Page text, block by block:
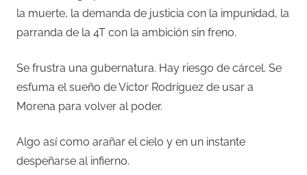
la muerte, la demanda de justicia con la impunidad, la
parranda de la 4T con la ambición sin freno.
Se frustra una gubernatura. Hay riesgo de cárcel. Se
esfuma el sueño de Víctor Rodríguez de usar a
Morena para volver al poder.
Algo así como arañar el cielo y en un instante
despeñarse al infierno.